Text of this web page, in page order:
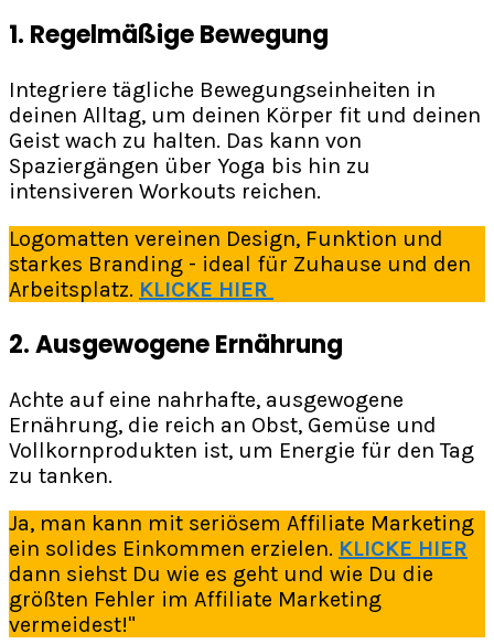
1. Regelmäßige Bewegung
Integriere tägliche Bewegungseinheiten in
deinen Alltag, um deinen Körper fit und deinen
Geist wach zu halten. Das kann von
Spaziergängen über Yoga bis hin zu
intensiveren Workouts reichen.
Logomatten vereinen Design, Funktion und
starkes Branding - ideal für Zuhause und den
Arbeitsplatz. KLICKE HIER
2.Ausgewogene Ernährung
Achte auf eine nahrhafte, ausgewogene
Ernährung, die reich an Obst, Gemüse und
Vollkornprodukten ist, um Energie für den Tag
zu tanken.
Ja, man kann mit seriösem Affiliate Marketing
ein solides Einkommen erzielen. KLICKE HIER
dann siehst Du wie es geht und wie Du die
größten Fehler im Affiliate Marketing
vermeidest!"